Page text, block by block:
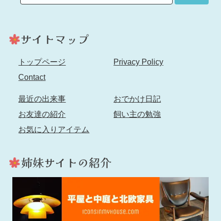
トップページ
Privacy Policy
Contact
最近の出来事
おでかけ日記
お友達の紹介
飼い主の勉強
お気に入りアイテム